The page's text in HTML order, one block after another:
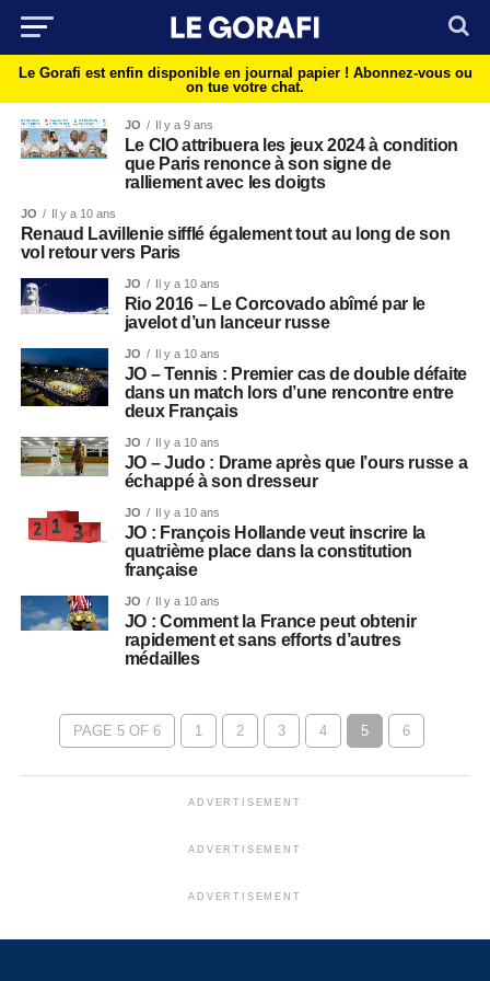
Le Gorafi est enfin disponible en journal papier ! Abonnez-vous ou
on tue votre chat.
JO Il y a 9 ans
Le CIO attribuera les jeux 2024 à condition
que Paris renonce à son signe de
ralliement avec les doigts
JO Il y a 10 ans
Renaud Lavillenie sifflé également tout au long de son
vol retour vers Paris
JO Il y a 10 ans
Rio 2016 – Le Corcovado abîmé par le
javelot d’un lanceur russe
JO Il y a 10 ans
JO – Tennis : Premier cas de double défaite
dans un match lors d’une rencontre entre
deux Français
JO Il y a 10 ans
JO – Judo : Drame après que l’ours russe a
échappé à son dresseur
JO Il y a 10 ans
JO : François Hollande veut inscrire la
quatrième place dans la constitution
française
JO Il y a 10 ans
JO : Comment la France peut obtenir
rapidement et sans efforts d’autres
médailles
PAGE 5 OF 6 1 2 3 4 5 6
ADVERTISEMENT
ADVERTISEMENT
ADVERTISEMENT